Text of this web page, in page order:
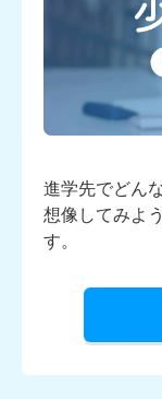
進学先でどん
想像してみよう
す。